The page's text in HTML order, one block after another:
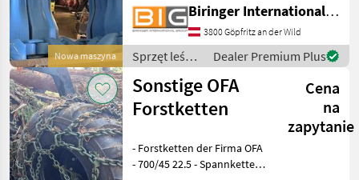
Sprzet
Lesny I
Do
Obrobki
Drewna
Lancuchy
Lesne
WYBIERZ
KATEGORIĘ
Łańcuchy leśne
8
Nowa maszyna
Łańcuchy leśne
Biringer International GmbH
3800 Göpfritz an der Wild
Sprzęt leśny
i do obróbki
drewna /
Sonstige
Dealer Premium Plus
Sonstige OFA
Forstketten
Cena
na
zapytanie
- Forstketten der Firma OFA
- 700/45 22.5 - Spannkette